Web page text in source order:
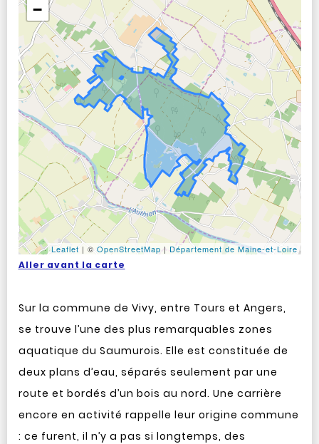
−
Leaflet | © OpenStreetMap |Département de Maine-et-Loire
Aller avant la carte
Sur la commune de Vivy, entre Tours et Angers,
se trouve l’une des plus remarquables zones
aquatique du Saumurois. Elle est constituée de
deux plans d’eau, séparés seulement par une
route et bordés d’un bois au nord. Une carrière
encore en activité rappelle leur origine commune
: ce furent, il n’y a pas si longtemps, des